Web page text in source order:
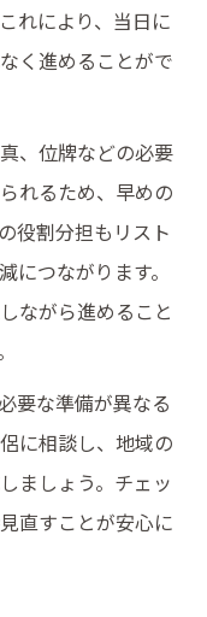
れにより、当日に
く進めることがで
、位牌などの必要
れるため、早めの
役割分担もリスト
につながります。
ながら進めること
要な準備が異なる
に相談し、地域の
ましょう。チェッ
直すことが安心に